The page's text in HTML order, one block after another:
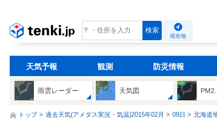
tenki.jp 検索
現在地
天気予報 観測 防災情報
雨雲レーダー 天気図
トップ 過去天気(アメダス実況・気温)2015年02月 09日 北海道